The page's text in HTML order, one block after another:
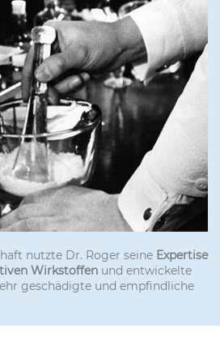
nutzte Dr. Roger seine Expertise
Wirkstoffen und entwickelte
geschädigte und empfindliche